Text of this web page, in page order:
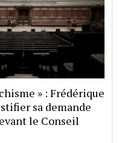
» : Frédérique
sa demande
le Conseil